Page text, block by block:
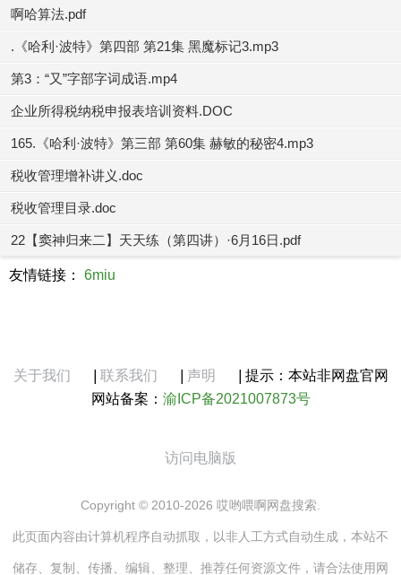
啊哈算法.pdf
.《哈利·波特》第四部 第21集 黑魔标记3.mp3
第3：“又”字部字词成语.mp4
企业所得税纳税申报表培训资料.DOC
165.《哈利·波特》第三部 第60集 赫敏的秘密4.mp3
税收管理增补讲义.doc
税收管理目录.doc
22【窦神归来二】天天练（第四讲）·6月16日.pdf
友情链接： 6miu
关于我们 联系我们 声明
提示：本站非网盘官网
网站备案： 渝ICP备2021007873号
访问电脑版
Copyright © 2010-2026 哎哟喂啊网盘搜索.
此页面内容由计算机程序自动抓取，以非人工方式自动生成，本站不
储存、复制、传播、编辑、整理、推荐任何资源文件，请合法使用网